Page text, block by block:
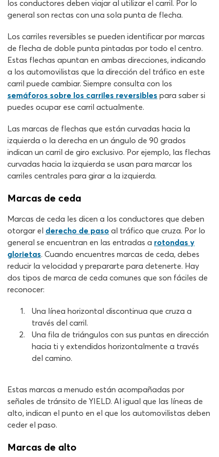
los conductores deben viajar al utilizar el carril. Por lo
general son rectas con una sola punta de flecha.
Los carriles reversibles se pueden identificar por marcas
de flecha de doble punta pintadas por todo el centro.
Estas flechas apuntan en ambas direcciones, indicando
a los automovilistas que la dirección del tráfico en este
carril puede cambiar. Siempre consulta con los
semáforos sobre los carriles reversibles para saber si
puedes ocupar ese carril actualmente.
Las marcas de flechas que están curvadas hacia la
izquierda o la derecha en un ángulo de 90 grados
indican un carril de giro exclusivo. Por ejemplo, las flechas
curvadas hacia la izquierda se usan para marcar los
carriles centrales para girar a la izquierda.
Marcas de ceda
Marcas de ceda les dicen a los conductores que deben
otorgar el derecho de paso al tráfico que cruza. Por lo
general se encuentran en las entradas a rotondas y
glorietas. Cuando encuentres marcas de ceda, debes
reducir la velocidad y prepararte para detenerte. Hay
dos tipos de marca de ceda comunes que son fáciles de
reconocer:
Una línea horizontal discontinua que cruza a
través del carril.
Una fila de triángulos con sus puntas en dirección
hacia ti y extendidos horizontalmente a través
del camino.
Estas marcas a menudo están acompañadas por
señales de tránsito de YIELD. Al igual que las líneas de
alto, indican el punto en el que los automovilistas deben
ceder el paso.
Marcas de alto